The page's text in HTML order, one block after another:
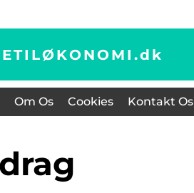
dk
Om Os Cookies Kontakt Os